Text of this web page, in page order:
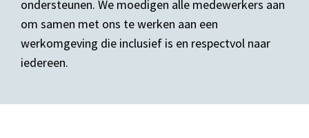
ondersteunen. We moedigen alle medewerkers aan
om samen met ons te werken aan een
werkomgeving die inclusief is en respectvol naar
iedereen.